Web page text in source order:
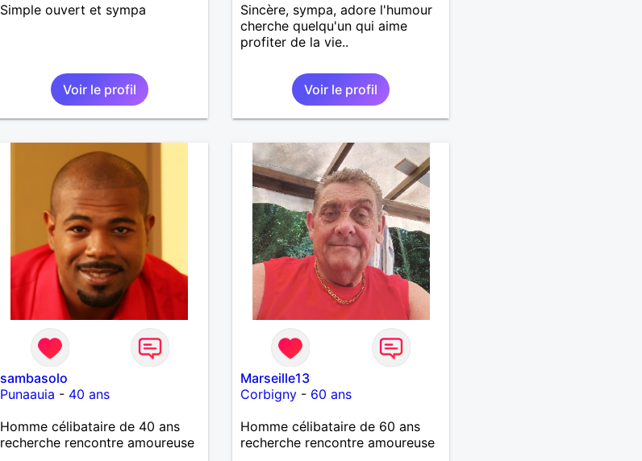
Simple ouvert et sympa
Voir le profil
Sincère, sympa, adore l'humour
cherche quelqu'un qui aime
profiter de la vie..
Voir le profil
sambasolo
Punaauia - 40 ans
Homme célibataire de 40 ans
recherche rencontre amoureuse
Marseille13
Corbigny - 60 ans
Homme célibataire de 60 ans
recherche rencontre amoureuse